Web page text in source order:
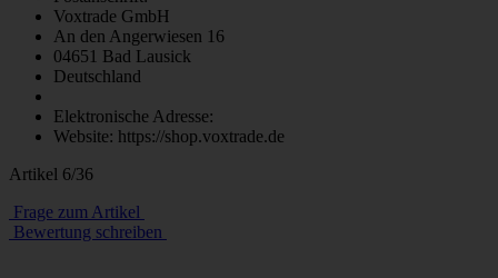
Voxtrade GmbH
An den Angerwiesen 16
04651 Bad Lausick
Deutschland
Elektronische Adresse:
Website: https://shop.voxtrade.de
Artikel 6/36
Frage zum Artikel
Bewertung schreiben